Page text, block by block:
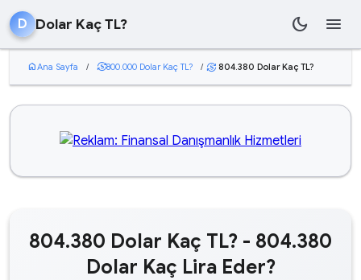
D Dolar Kaç TL? dark_mode menu
homeAna Sayfa / currency_exchange800.000 Dolar Kaç TL? / currency_exchange 804.380 Dolar Kaç TL?
804.380 Dolar Kaç TL? - 804.380
Dolar Kaç Lira Eder?